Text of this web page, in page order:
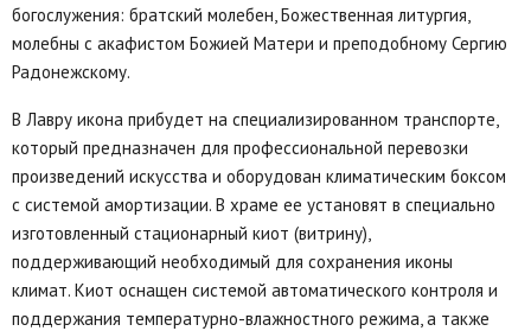
богослужения: братский молебен, Божественная литургия,
молебны с акафистом Божией Матери и преподобному Сергию
Радонежскому.
В Лавру икона прибудет на специализированном транспорте,
который предназначен для профессиональной перевозки
произведений искусства и оборудован климатическим боксом
с системой амортизации. В храме ее установят в специально
изготовленный стационарный киот (витрину),
поддерживающий необходимый для сохранения иконы
климат. Киот оснащен системой автоматического контроля и
поддержания температурно-влажностного режима, а также